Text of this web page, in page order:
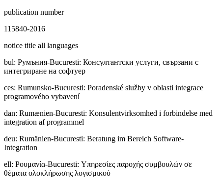
publication number
115840-2016
notice title all languages
bul: Pyмъния-Bucuresti: Консултантски услуги, свързани с
интегриране на софтуер
ces: Rumunsko-Bucuresti: Poradenské služby v oblasti integrace
programového vybavení
dan: Rumænien-Bucuresti: Konsulentvirksomhed i forbindelse med
integration af programmel
deu: Rumänien-Bucuresti: Beratung im Bereich Software-
Integration
ell: Ρουμανία-Bucuresti: Υπηρεσίες παροχής συμβουλών σε
θέματα ολοκλήρωσης λογισμικού